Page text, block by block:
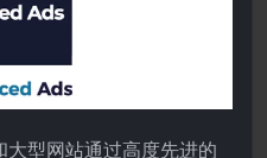
型网站通过高度先进的